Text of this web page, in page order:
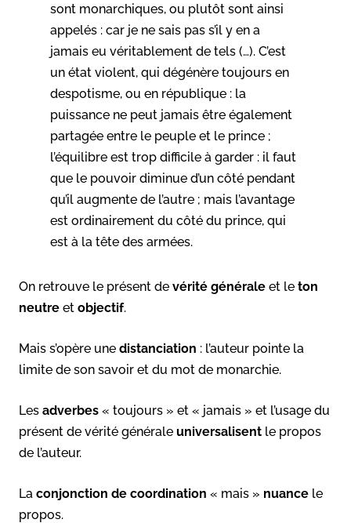
sont monarchiques, ou plutôt sont ainsi
appelés : car je ne sais pas s’il y en a
jamais eu véritablement de tels (…). C’est
un état violent, qui dégénère toujours en
despotisme, ou en république : la
puissance ne peut jamais être également
partagée entre le peuple et le prince ;
l’équilibre est trop difficile à garder : il faut
que le pouvoir diminue d’un côté pendant
qu’il augmente de l’autre ; mais l’avantage
est ordinairement du côté du prince, qui
est à la tête des armées.
On retrouve le présent de vérité générale et le ton
neutre et objectif.
Mais s’opère une distanciation : l’auteur pointe la
limite de son savoir et du mot de monarchie.
Les adverbes « toujours » et « jamais » et l’usage du
présent de vérité générale universalisent le propos
de l’auteur.
La conjonction de coordination « mais » nuance le
propos.